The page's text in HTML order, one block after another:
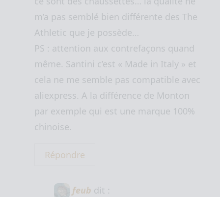
m’a pas semblé bien différente des The
Athletic que je possède…
PS : attention aux contrefaçons quand
même. Santini c’est « Made in Italy » et
cela ne me semble pas compatible avec
aliexpress. A la différence de Monton
par exemple qui est une marque 100%
chinoise.
Répondre
feub dit :